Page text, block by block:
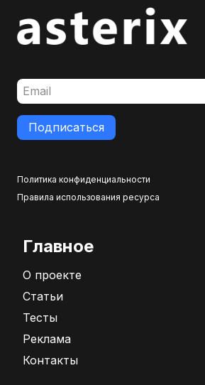
Подписаться
Политика конфиденциальности
Правила использования ресурса
Главное
О проекте
Статьи
Тесты
Реклама
Контакты